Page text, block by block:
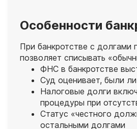
Особенности
При банкротстве с
позволяет списывать
ФНС в банкротстве
Суд оценивает, были
Налоговые долги
процедуры при
Статус «честного
остальными долгами